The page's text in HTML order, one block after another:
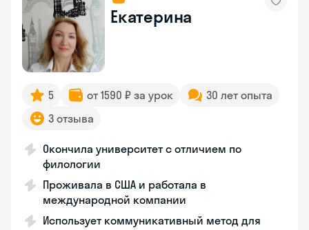
Екатерина
5 от 1590 ₽ за урок
30 лет опыта
3 отзыва
Окончила университет с отличием по
филологии
Проживала в США и работала в
международной компании
Использует коммуникативный метод для